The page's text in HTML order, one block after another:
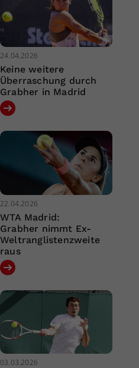
24.04.2026
Keine weitere
Überraschung durch
Grabher in Madrid
22.04.2026
WTA Madrid:
Grabher nimmt Ex-
Weltranglistenzweite
raus
03.03.2026